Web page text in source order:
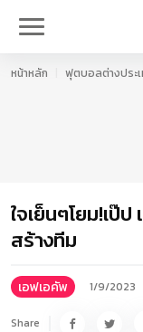
หน้าหลัก ฟุตบอลต่างประ
ใจเย็นๆโยม!เป๊
สร้างทีม
เอฟเอคัพ 1/9/2023
Share